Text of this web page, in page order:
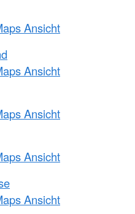
Ansicht
Ansicht
Ansicht
Ansicht
Ansicht